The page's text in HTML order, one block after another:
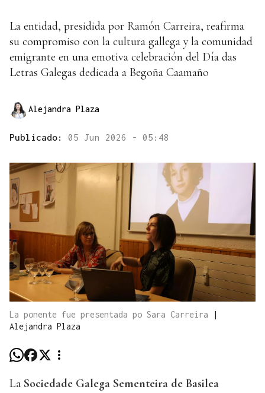
La entidad, presidida por Ramón Carreira, reafirma
su compromiso con la cultura gallega y la comunidad
emigrante en una emotiva celebración del Día das
Letras Galegas dedicada a Begoña Caamaño
Alejandra Plaza
Publicado: 05 Jun 2026 - 05:48
La ponente fue presentada po Sara Carreira
|
Alejandra Plaza
La Sociedade Galega Sementeira de Basilea